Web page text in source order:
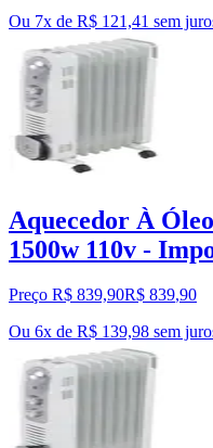
Ou 7x de R$ 121,41 sem
Aquecedor À
1500w 110v -
Preço R$ 839,90R$ 839,90
Ou 6x de R$ 139,98 sem